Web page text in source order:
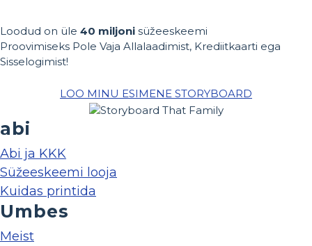
Loodud on üle 40 miljoni süžeeskeemi
Proovimiseks Pole Vaja Allalaadimist, Krediitkaarti ega
Sisselogimist!
LOO MINU ESIMENE STORYBOARD
abi
Abi ja KKK
Süžeeskeemi looja
Kuidas printida
Umbes
Meist